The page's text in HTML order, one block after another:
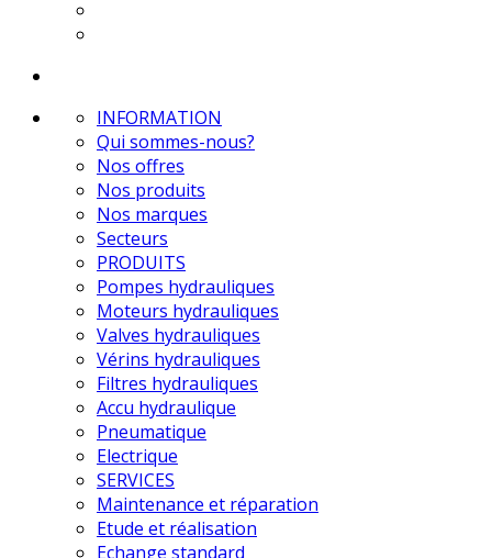
INFORMATION
Qui sommes-nous?
Nos offres
Nos produits
Nos marques
Secteurs
PRODUITS
Pompes hydrauliques
Moteurs hydrauliques
Valves hydrauliques
Vérins hydrauliques
Filtres hydrauliques
Accu hydraulique
Pneumatique
Electrique
SERVICES
Maintenance et réparation
Etude et réalisation
Echange standard